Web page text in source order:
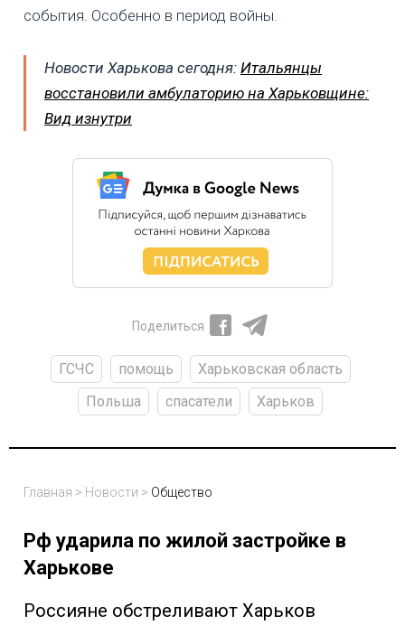
события. Особенно в период войны.
Новости Харькова сегодня: Итальянцы
восстановили амбулаторию на Харьковщине:
Вид изнутри
Поделиться
ГСЧС помощь
Харьковская область
Польша
спасатели Харьков
Главная > Новости > Общество
Рф ударила по жилой застройке в
Харькове
Россияне обстреливают Харьков